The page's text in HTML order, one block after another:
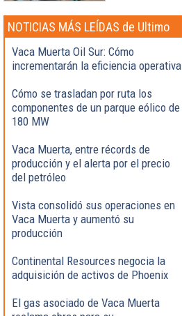
NOTICIAS MÁS LEÍDAS de Ultimo
momento
Vaca Muerta Oil Sur: Cómo
incrementarán la eficiencia operativa
Cómo se trasladan por ruta los
componentes de un parque eólico de
180 MW
Vaca Muerta, entre récords de
producción y el alerta por el precio
del petróleo
Vista consolidó sus operaciones en
Vaca Muerta y aumentó su
producción
Continental Resources negocia la
adquisición de activos de Phoenix
El gas asociado de Vaca Muerta